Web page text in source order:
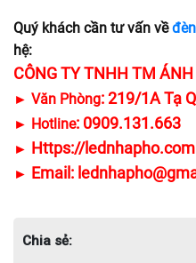
Quý khách cần tư vấn vềđèn
hệ:
CÔNG TY TNHH TM
► Văn Phòng: 219/1A Tạ
► Hotline: 0909.131.663
► Https://lednhapho.com
► Email:
Chia sẻ: